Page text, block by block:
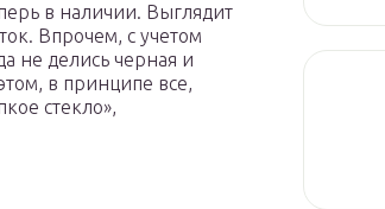
в наличии. Выглядит
Впрочем, с учетом
не делись черная и
в принципе все,
стекло»,